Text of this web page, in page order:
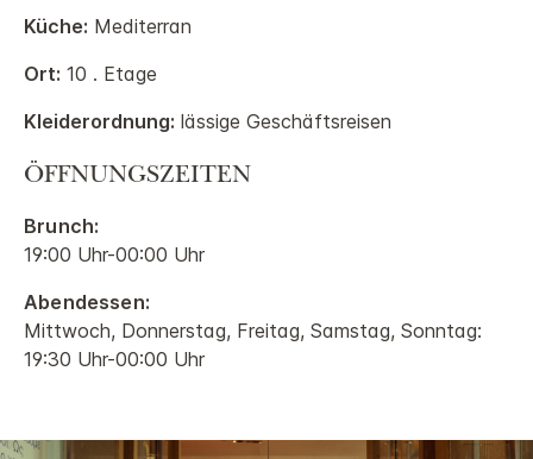
Küche: Mediterran
Ort: 10 . Etage
Kleiderordnung: lässige Geschäftsreisen
ÖFFNUNGSZEITEN
Brunch:
19:00 Uhr-00:00 Uhr
Abendessen:
Mittwoch, Donnerstag, Freitag, Samstag, Sonntag:
19:30 Uhr-00:00 Uhr